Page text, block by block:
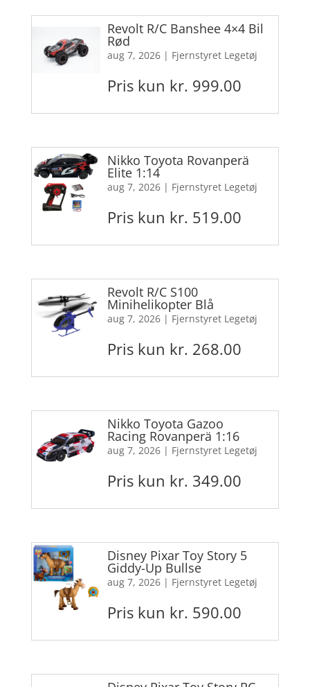
Revolt R/C Banshee 4×4 Bil
Rød
aug 7, 2026| Fjernstyret Legetøj
Pris kun kr. 999.00
Nikko Toyota Rovanperä
Elite 1:14
aug 7, 2026| Fjernstyret Legetøj
Pris kun kr. 519.00
Revolt R/C S100
Minihelikopter Blå
aug 7, 2026| Fjernstyret Legetøj
Pris kun kr. 268.00
Nikko Toyota Gazoo
Racing Rovanperä 1:16
aug 7, 2026| Fjernstyret Legetøj
Pris kun kr. 349.00
Disney Pixar Toy Story 5
Giddy-Up Bullse
aug 7, 2026| Fjernstyret Legetøj
Pris kun kr. 590.00